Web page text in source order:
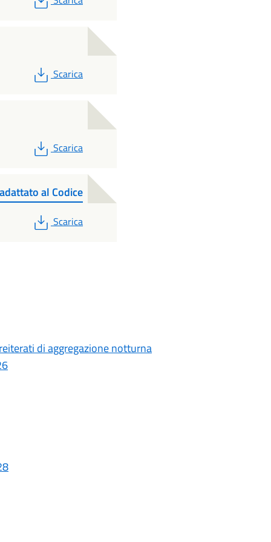
PDF
Scarica
PDF
Scarica
al Codice
PDF
Scarica
di aggregazione notturna